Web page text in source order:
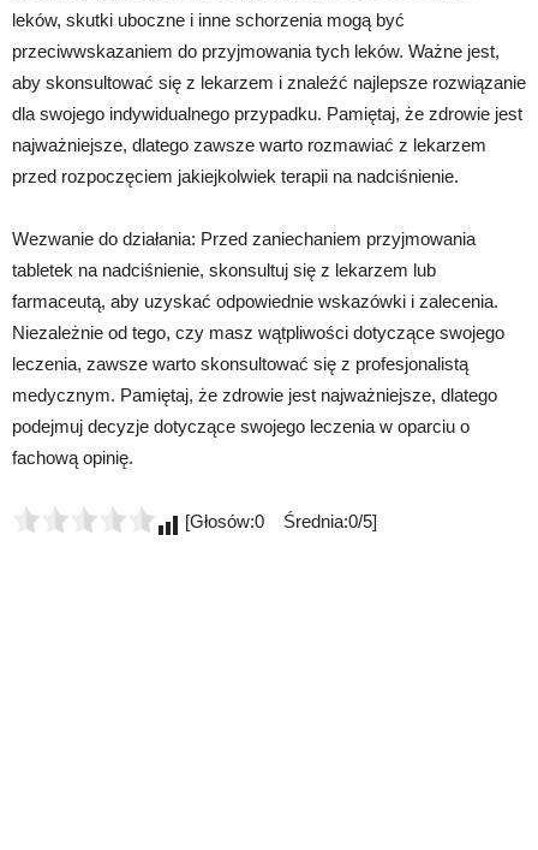
leków, skutki uboczne i inne schorzenia mogą być
przeciwwskazaniem do przyjmowania tych leków. Ważne jest,
aby skonsultować się z lekarzem i znaleźć najlepsze rozwiązanie
dla swojego indywidualnego przypadku. Pamiętaj, że zdrowie jest
najważniejsze, dlatego zawsze warto rozmawiać z lekarzem
przed rozpoczęciem jakiejkolwiek terapii na nadciśnienie.
Wezwanie do działania: Przed zaniechaniem przyjmowania
tabletek na nadciśnienie, skonsultuj się z lekarzem lub
farmaceutą, aby uzyskać odpowiednie wskazówki i zalecenia.
Niezależnie od tego, czy masz wątpliwości dotyczące swojego
leczenia, zawsze warto skonsultować się z profesjonalistą
medycznym. Pamiętaj, że zdrowie jest najważniejsze, dlatego
podejmuj decyzje dotyczące swojego leczenia w oparciu o
fachową opinię.
[Głosów:0 Średnia:0/5]